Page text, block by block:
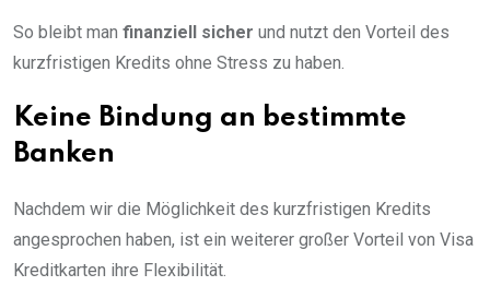
So bleibt man finanziell sicher und nutzt den Vorteil des
kurzfristigen Kredits ohne Stress zu haben.
Keine Bindung an bestimmte
Banken
Nachdem wir die Möglichkeit des kurzfristigen Kredits
angesprochen haben, ist ein weiterer großer Vorteil von Visa
Kreditkarten ihre Flexibilität.